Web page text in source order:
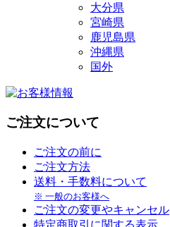
大分県
宮崎県
鹿児島県
沖縄県
国外
ご注文について
ご注文の前に
ご注文方法
送料・手数料について
※ 一般のお客様へ
ご注文の変更やキャンセル
特定商取引に関する表示